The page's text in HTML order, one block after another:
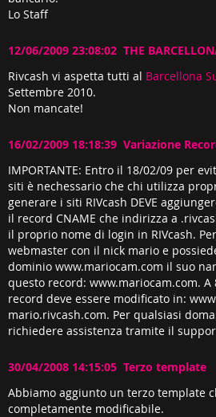
Lo Staff
12/06/2009 23:08:02 THE
Rivcash vi aspetta tutti al Barcellona
Settembre 2010.
Non mancate!
16/02/2009 18:18:39 Variazione
IMPORTANTE: Entro il 18/02/09 per
siti è nechessario che chi utilizza
generare i siti RIVcash DEVE
il record CNAME che indirizza a
il proprio nome di login in RIVcash.
webmaster con il nick mario e
dominio www.mariocam.com il suo
questo record: www.mariocam.com. A
record deve essere modificato in:
mario.rivcash.com. Per qualsiasi
richiedere assistenza tramite il
30/04/2008 14:15:05 Terzo template
Abbiamo aggiunto un terzo template
completamente modificabile.